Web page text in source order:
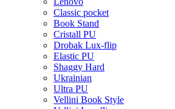
Classic pocket
Book Stand
Cristall PU
Drobak Lux-flip
Elastic PU
Shaggy Hard
Ukrainian
Ultra PU
Vellini Book Style